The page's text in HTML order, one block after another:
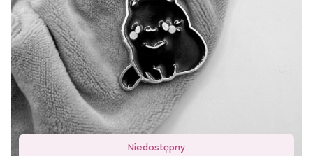
Niedostępny